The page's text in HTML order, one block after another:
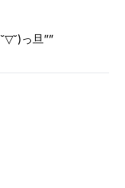
っ旦””